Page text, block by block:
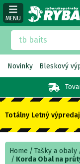
MENU
Novinky Bleskový
Totálny Letný
Home Tašky a obaly
Korda Obal na